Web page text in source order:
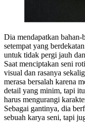
Dia mendapatkan
setempat yang
untuk tidak pergi jauh
Saat menciptakan seni
visual dan rasanya
merasa bersalah karena
detail yang minim, tapi
harus mengurangi
Sebagai gantinya, dia
sebuah karya seni, tapi